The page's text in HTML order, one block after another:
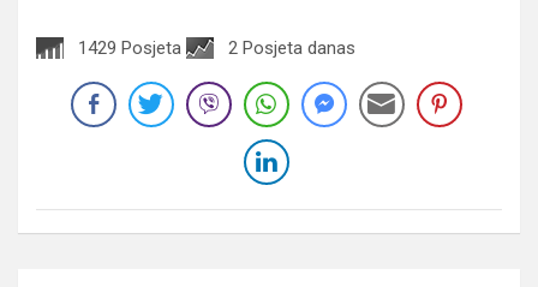
1429 Posjeta 2 Posjeta danas